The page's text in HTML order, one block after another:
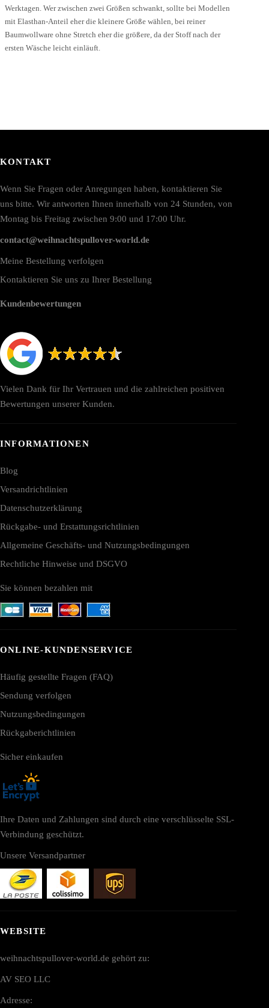
Werktagen. Wer zwischen zwei Größen schwankt, sollte bei Modellen
mit Elasthan-Anteil eher die kleinere Größe wählen, bei reiner
Baumwollware ohne Stretch eher die größere, da der Stoff nach der
ersten Wäsche leicht einläuft.
KONTAKT
Wenn Sie Fragen oder Anregungen haben, kontaktieren Sie
uns bitte. Wir antworten Ihnen innerhalb von 24 Stunden, von
Montag bis Freitag zwischen 9:00 und 17:00 Uhr.
contact@weihnachtspullover-world.de
Meine Bestellung verfolgen
Kontaktieren Sie uns zu Ihrer Bestellung
Kundenbewertungen
Vielen Dank für Ihr Vertrauen und die zahlreichen positiven
Bewertungen unserer Kunden.
INFORMATIONEN
Blog
Versandrichtlinien
Datenschutzerklärung
Rückgabe- und Erstattungsrichtlinien
Allgemeine Geschäfts- und Nutzungsbedingungen
Rechtliche Hinweise und DSGVO
Sie können bezahlen mit
ONLINE-KUNDENSERVICE
Häufig gestellte Fragen (FAQ)
Sendung verfolgen
Nutzungsbedingungen
Rückgaberichtlinien
Sicher einkaufen
Ihre Daten und Zahlungen sind durch eine verschlüsselte SSL-
Verbindung geschützt.
Unsere Versandpartner
WEBSITE
weihnachtspullover-world.de gehört zu:
AV SEO LLC
Adresse: